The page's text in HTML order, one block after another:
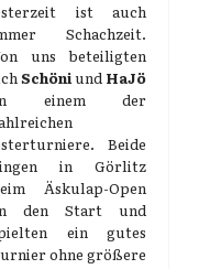
ist auch
Schachzeit.
uns beteiligten
Schöniund HaJö
einem der
Beide
in Görlitz
Äskulap-Open
den Start und
ein gutes
ohne größere